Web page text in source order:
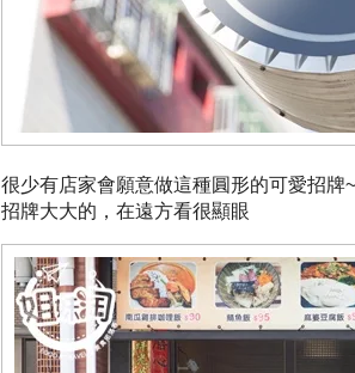
很少有店家會願意做這種圓形的可愛招牌~
招牌大大的，在遠方看很顯眼